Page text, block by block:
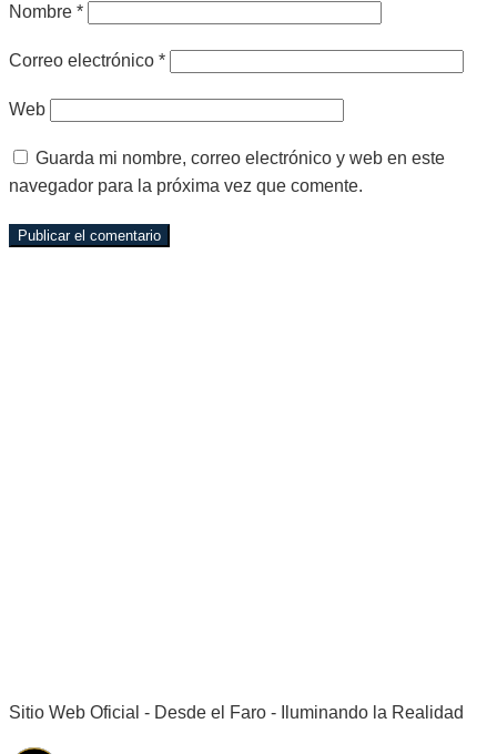
Nombre *
Correo electrónico *
Web
Guarda mi nombre, correo electrónico y web en este
navegador para la próxima vez que comente.
Sitio Web Oficial - Desde el Faro - Iluminando la Realidad